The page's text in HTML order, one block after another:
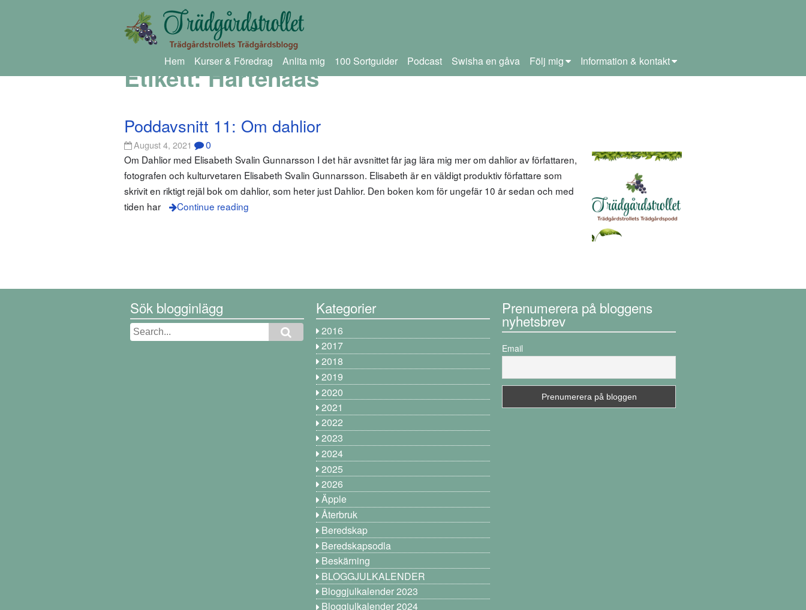
Hem Kurser & Föredrag Anlita mig 100 Sortguider Podcast Swisha en gåva Följ mig Information & kontakt
Etikett:Hartenaas
Poddavsnitt 11: Om dahlior
August 4, 2021 0
Om Dahlior med Elisabeth Svalin Gunnarsson I det här avsnittet får jag lära mig mer om dahlior av författaren,
fotografen och kulturvetaren Elisabeth Svalin Gunnarsson. Elisabeth är en väldigt produktiv författare som
skrivit en riktigt rejäl bok om dahlior, som heter just Dahlior. Den boken kom för ungefär 10 år sedan och med
tiden har
Continue reading
Sök blogginlägg Kategorier
2016
2017
2018
2019
2020
2021
2022
2023
2024
2025
2026
Äpple
Återbruk
Beredskap
Beredskapsodla
Beskärning
BLOGGJULKALENDER
Bloggjulkalender 2023
Bloggjulkalender 2024
Prenumerera på bloggens
nyhetsbrev
Email